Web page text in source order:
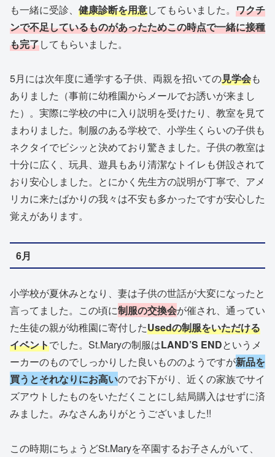
も一緒に受診、 健康診断を用意してもらいました。 ワクチ
ンで不足しているものがあったためこの時点で一緒に接種
も完了してもらいました。
5月には次年度に通学する子供、両親を招いての見学会も
ありました（事前に幼稚園からメールでお誘いが来まし
た）。実際に学校の中に入り説明を受けたり、教室を見て
まわりました。制服のある学校で、小学生くらいの子供も
ネクタイでビシッと決めており驚きました。子供の教室は
十分に広く、玩具、遊具もあり清潔なトイレも併設されて
おり安心しました。とにかく先生方の説明が丁寧で、アメ
リカに来たばかりの我々は不安も多かったですが安心した
覚えがあります。
6月
小学校が夏休みとなり、妻は子供の世話が大変になったと
言ってました。この頃に制服の交換会が催され、通ってい
た生徒の親が幼稚園に寄付したUsedの制服をいただける
イベントでした。St.Maryの制服はLAND’S ENDというメ
ーカーのものでしっかりした良いもののようですが新品を
買うとそれなりにお高いのでお下がり、近くの家族でサイ
ズアウトしたものをいただくことにし結局購入はせずに済
みました。みなさんありがとうございました!!
この時期にちょうどSt.Maryを卒園するお子さんがいて、